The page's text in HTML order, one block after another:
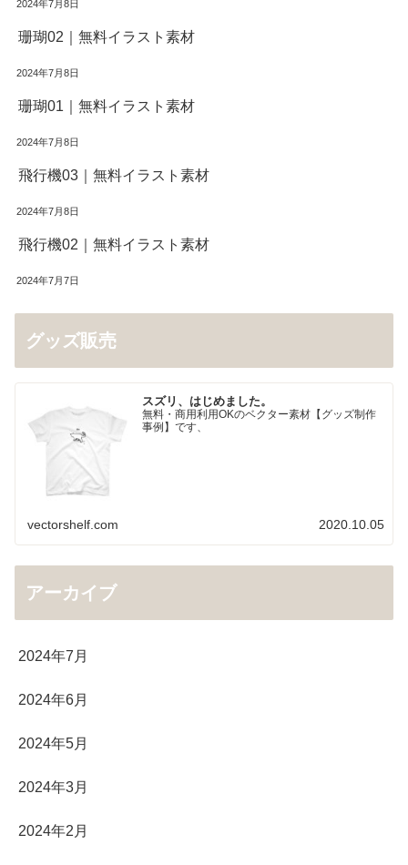
2024年7月8日
珊瑚02｜無料イラスト素材
2024年7月8日
珊瑚01｜無料イラスト素材
2024年7月8日
飛行機03｜無料イラスト素材
2024年7月8日
飛行機02｜無料イラスト素材
2024年7月7日
グッズ販売
スズリ、はじめました。
無料・商用利用OKのベクター素材【グッズ制作
事例】です、
vectorshelf.com 2020.10.05
アーカイブ
2024年7月
2024年6月
2024年5月
2024年3月
2024年2月